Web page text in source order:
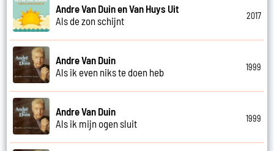
Andre Van Duin en Van Huys Uit
Als de zon schijnt
2017
Andre Van Duin
Als ik even niks te doen heb
1999
Andre Van Duin
Als ik mijn ogen sluit
1999